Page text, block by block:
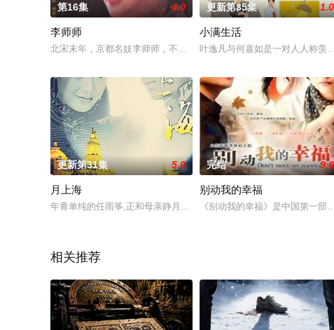
第16集 4.0
李师师
北宋末年，京都名妓李师师，不仅是一名美丽、善良、多情，而且是
更新第35集 1.0
小满生活
叶逸凡与何嘉如是一对人人称羡
更新第31集 5.0
月上海
年青单纯的任雨筝,正和母亲静月一起从老家福建远赴上海和父亲任
完结 9.0
别动我的幸福
《别动我的幸福》是中国第一
相关推荐